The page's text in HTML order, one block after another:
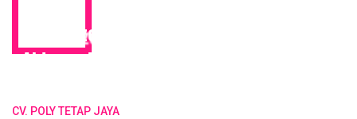
Authorized Distributor
Alderon Medan
CV. POLY TETAP JAYA